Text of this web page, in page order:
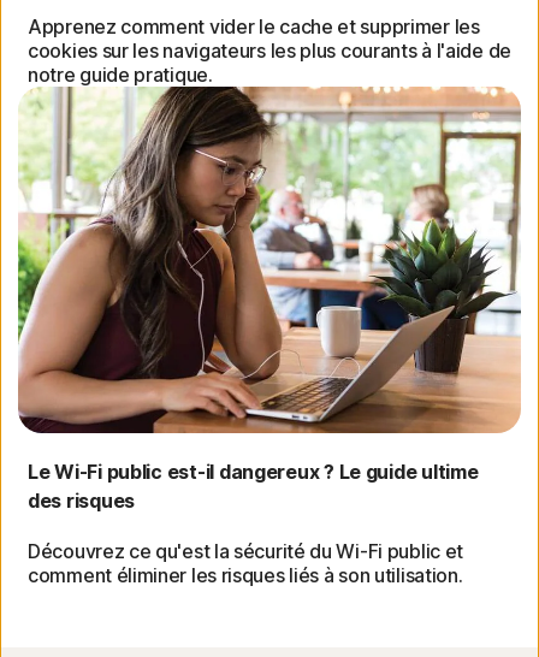
Apprenez comment vider le cache et supprimer les
cookies sur les navigateurs les plus courants à l'aide de
notre guide pratique.
Le Wi-Fi public est-il dangereux ? Le guide ultime
des risques
Découvrez ce qu'est la sécurité du Wi-Fi public et
comment éliminer les risques liés à son utilisation.